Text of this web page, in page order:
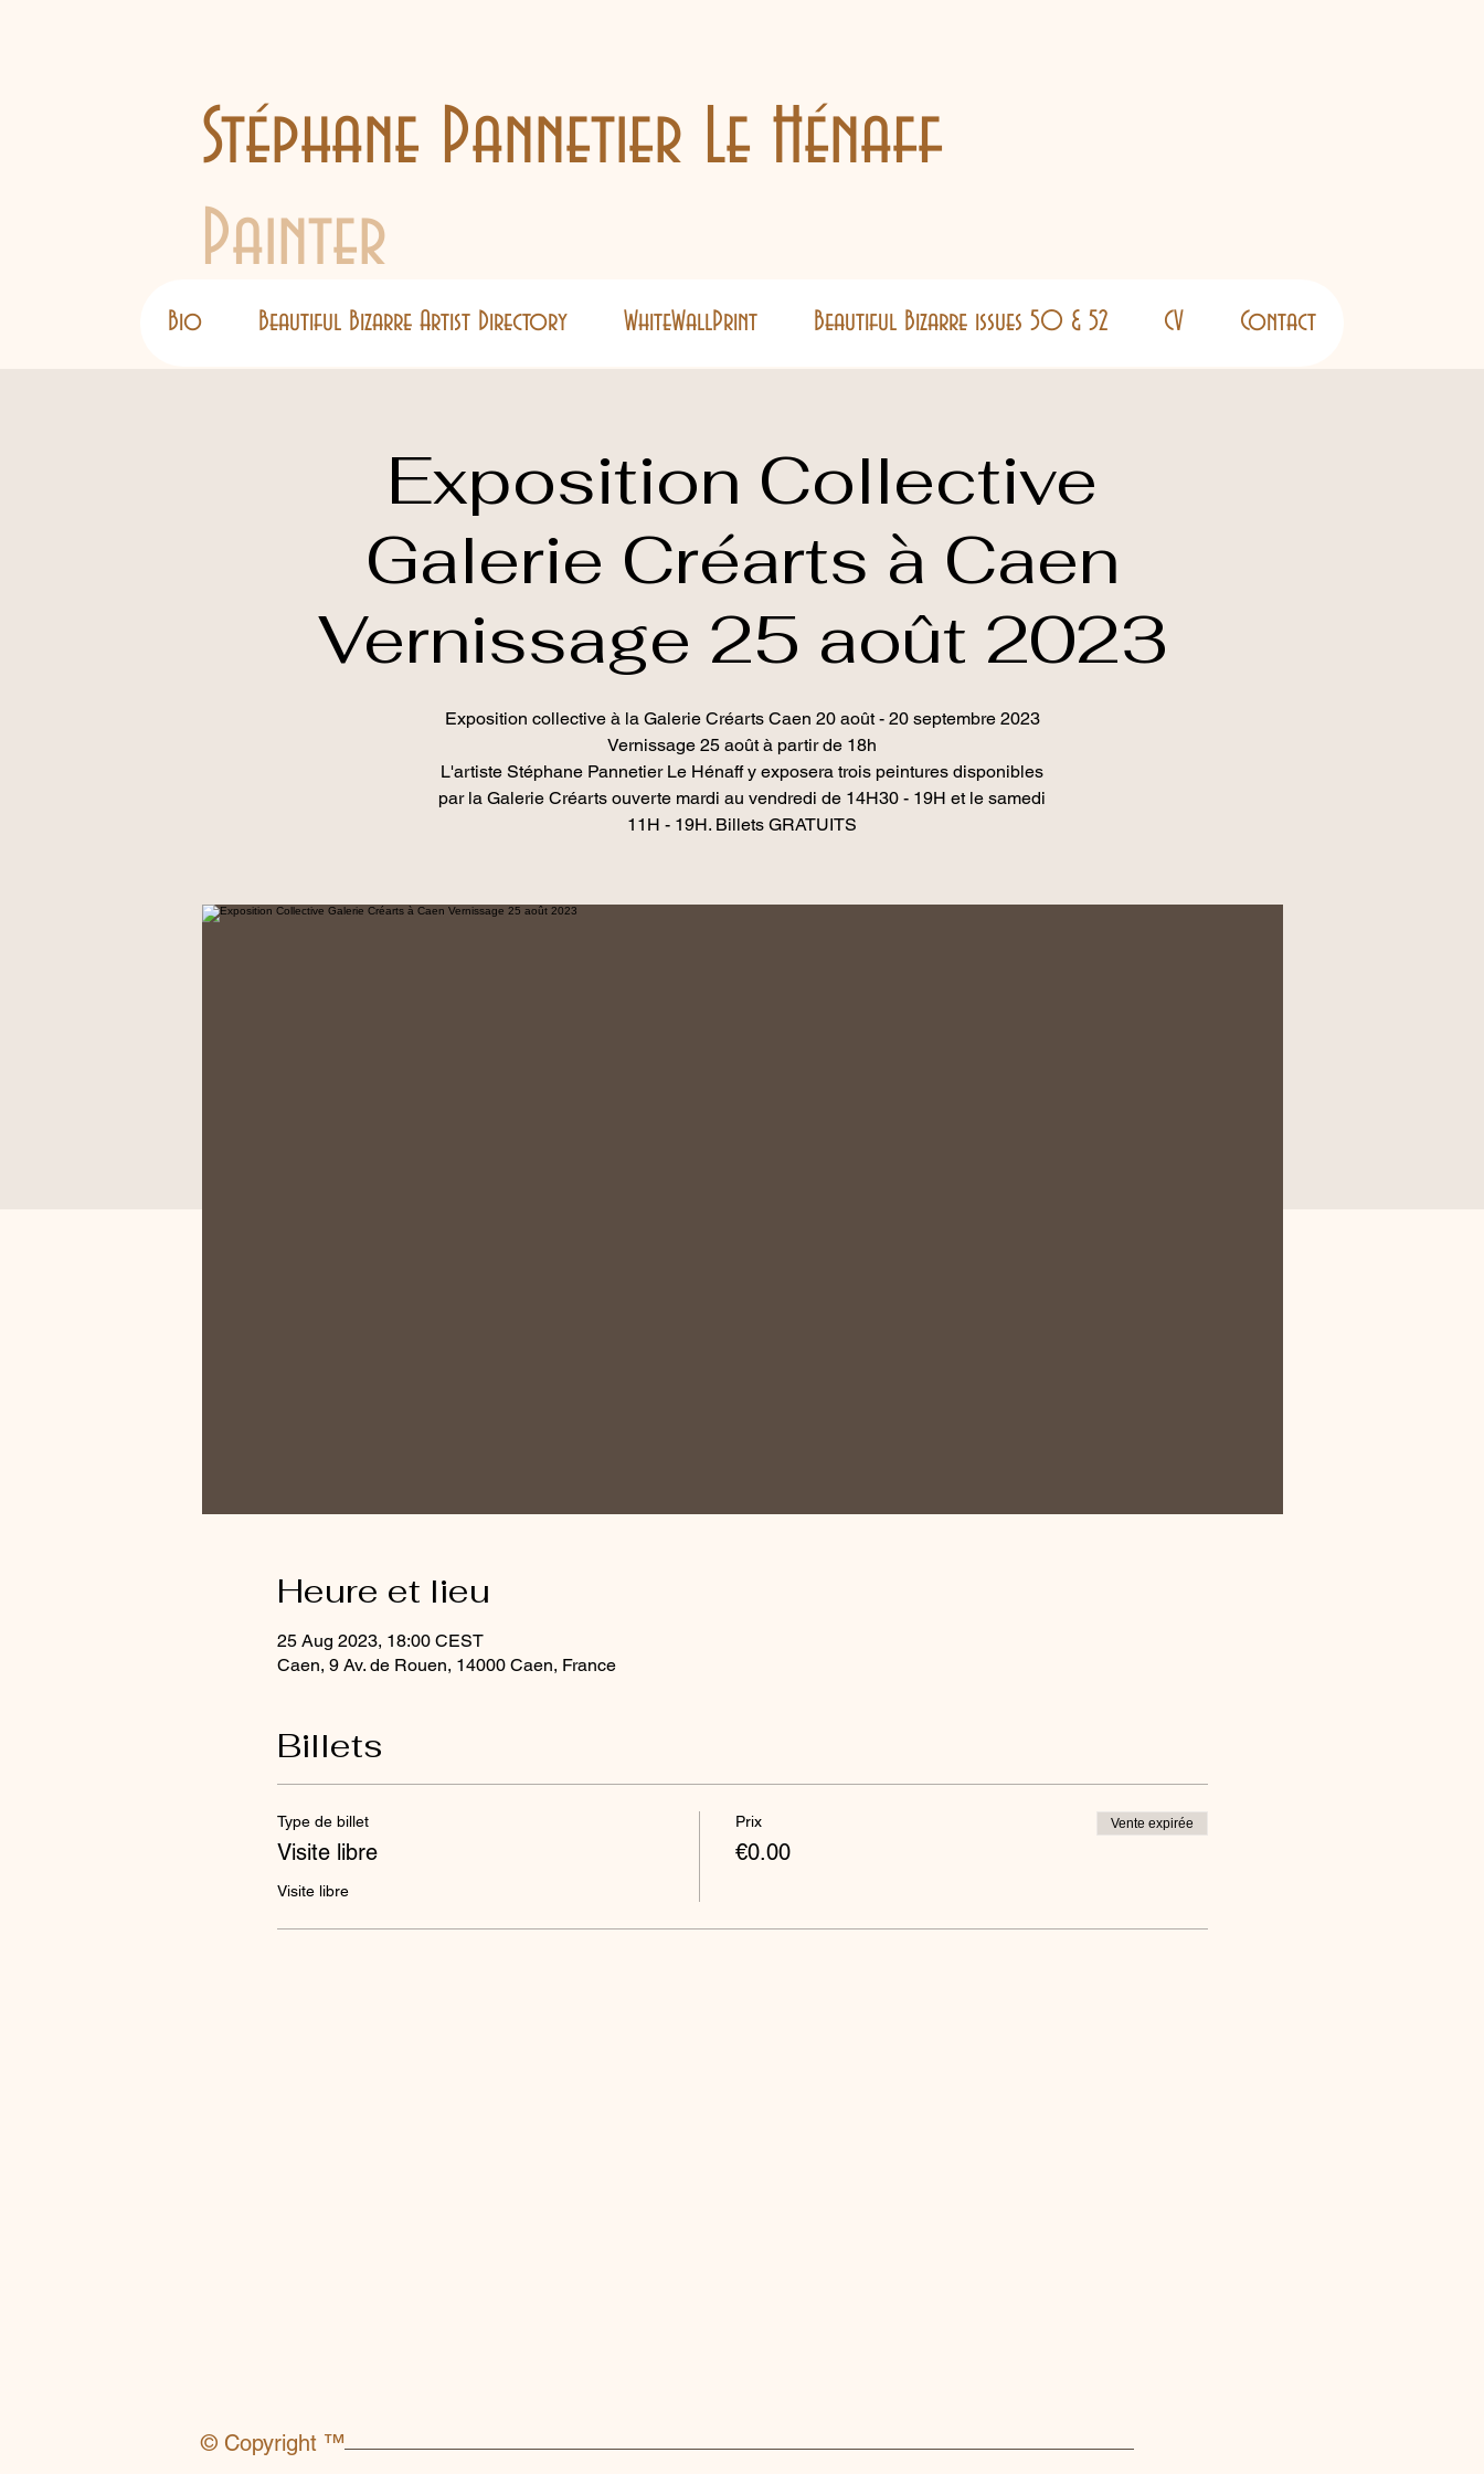
Stéphane Pannetier Le Hénaff
Painter
Bio Beautiful Bizarre Artist Directory WhiteWallPrint Beautiful Bizarre issues 50 & 52 CV Contact
Exposition Collective
Galerie Créarts à Caen
Vernissage 25 août 2023
Exposition collective à la Galerie Créarts Caen 20 août - 20 septembre 2023
Vernissage 25 août à partir de 18h
L'artiste Stéphane Pannetier Le Hénaff y exposera trois peintures disponibles
par la Galerie Créarts ouverte mardi au vendredi de 14H30 - 19H et le samedi
11H - 19H. Billets GRATUITS
Heure et lieu
25 Aug 2023, 18:00 CEST
Caen, 9 Av. de Rouen, 14000 Caen, France
Billets
Type de billet
Visite libre
Visite libre
Prix
€0.00
Vente expirée
© Copyright ™